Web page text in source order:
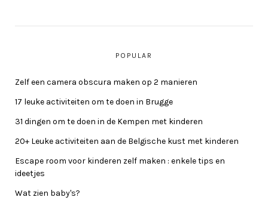
POPULAR
Zelf een camera obscura maken op 2 manieren
17 leuke activiteiten om te doen in Brugge
31 dingen om te doen in de Kempen met kinderen
20+ Leuke activiteiten aan de Belgische kust met kinderen
Escape room voor kinderen zelf maken : enkele tips en
ideetjes
Wat zien baby's?